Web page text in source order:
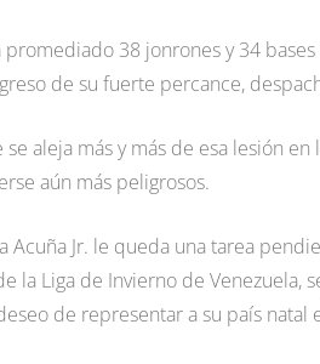
promediado 38 jonrones y 34
de su fuerte percance,
aleja más y más de esa lesión
aún más peligrosos.
Acuña Jr. le queda una tarea
la Liga de Invierno de Venezuela,
de representar a su país